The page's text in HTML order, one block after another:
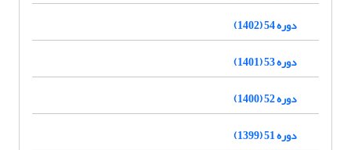
دوره 54 (1402)
دوره 53 (1401)
دوره 52 (1400)
دوره 51 (1399)